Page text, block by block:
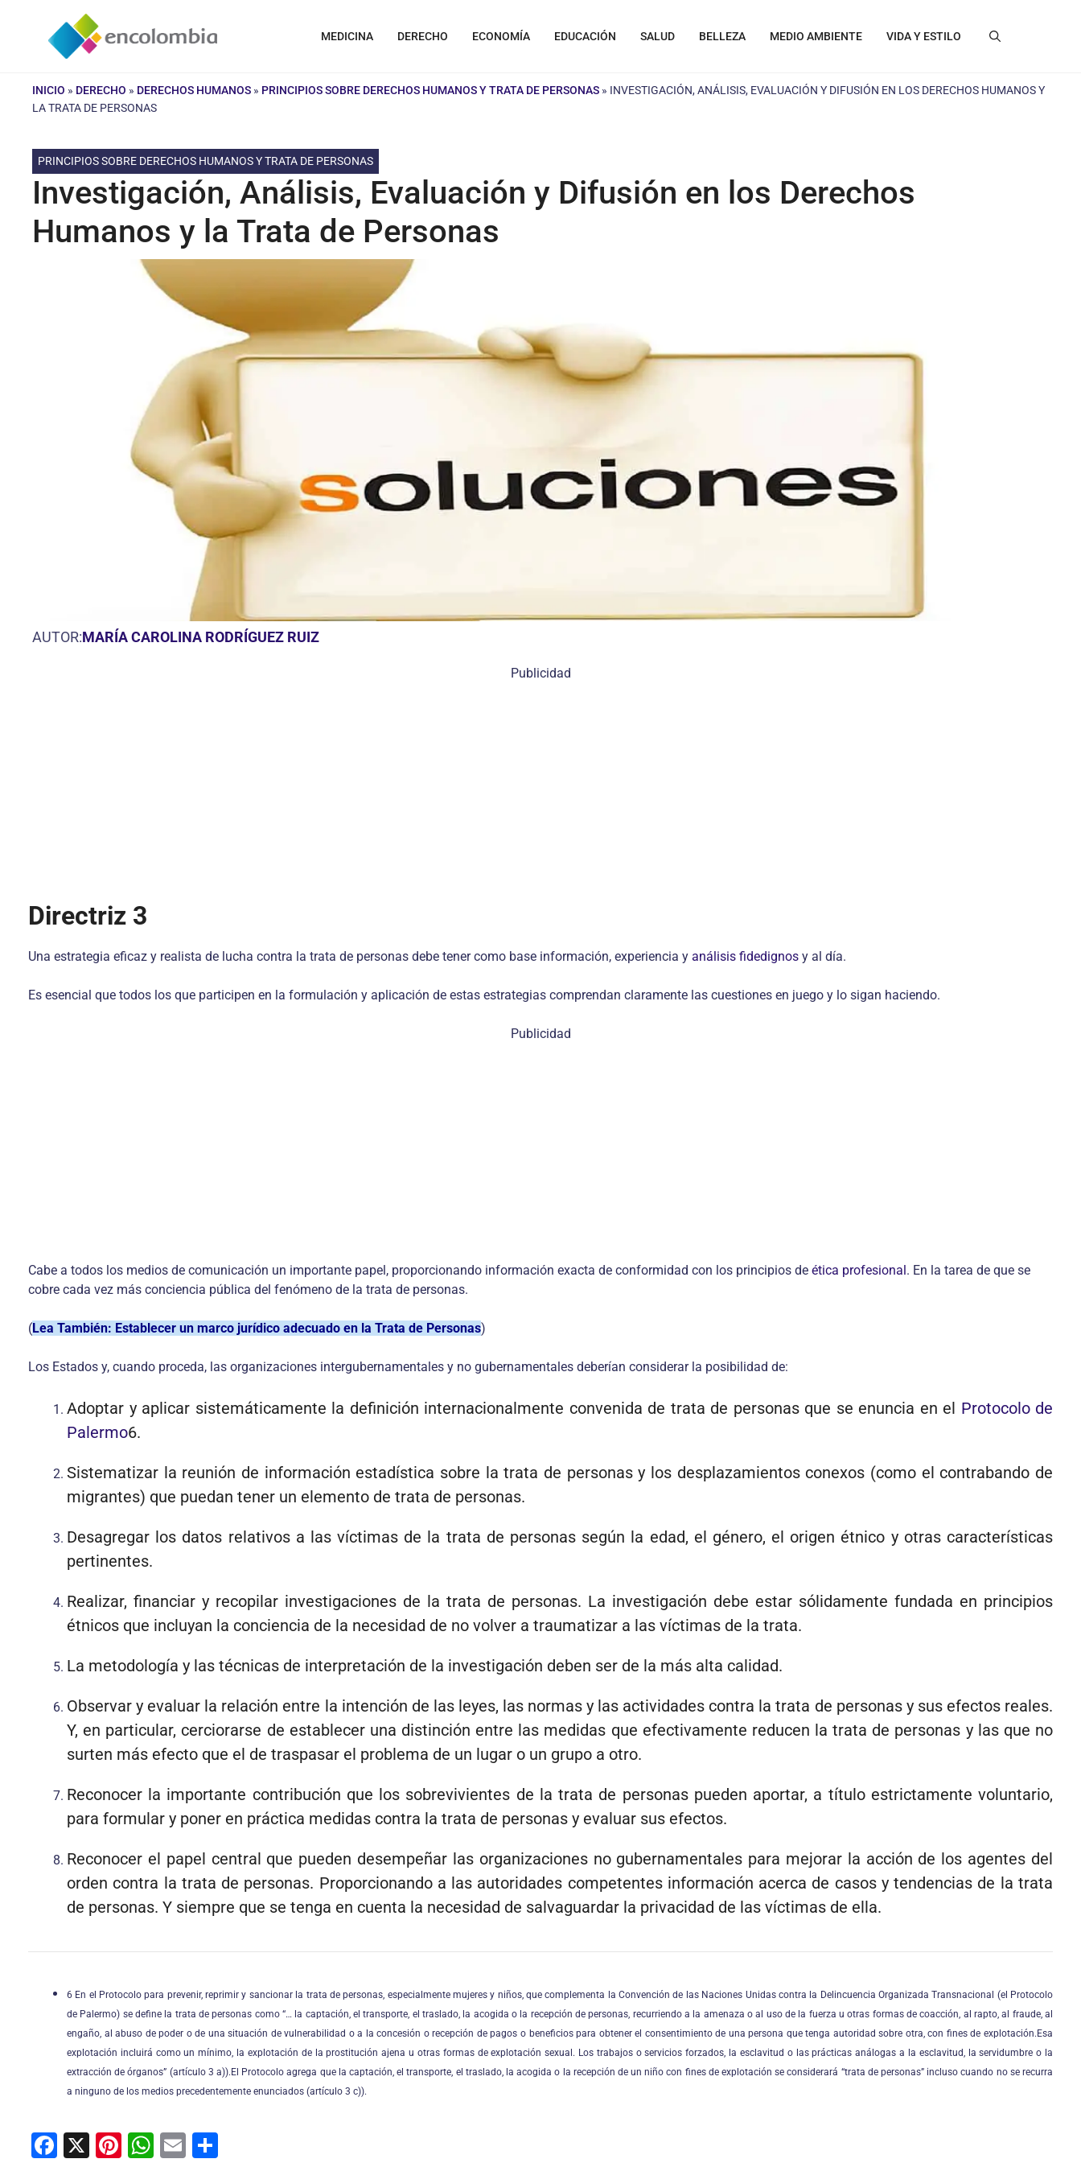
contenido
MEDICINA DERECHO ECONOMÍA EDUCACIÓN SALUD BELLEZA MEDIO AMBIENTE VIDA Y ESTILO
INICIO » DERECHO » DERECHOS HUMANOS » PRINCIPIOS SOBRE DERECHOS HUMANOS Y TRATA DE PERSONAS » INVESTIGACIÓN, ANÁLISIS, EVALUACIÓN Y DIFUSIÓN EN LOS DERECHOS HUMANOS Y
LA TRATA DE PERSONAS
PRINCIPIOS SOBRE DERECHOS HUMANOS Y TRATA DE PERSONAS
Investigación, Análisis, Evaluación y Difusión en los Derechos
Humanos y la Trata de Personas
AUTOR:MARÍA CAROLINA RODRÍGUEZ RUIZ
Publicidad
Directriz 3
Una estrategia eficaz y realista de lucha contra la trata de personas debe tener como base información, experiencia y análisis fidedignos y al día.
Es esencial que todos los que participen en la formulación y aplicación de estas estrategias comprendan claramente las cuestiones en juego y lo sigan haciendo.
Publicidad
Cabe a todos los medios de comunicación un importante papel, proporcionando información exacta de conformidad con los principios de ética profesional. En la tarea de que se
cobre cada vez más conciencia pública del fenómeno de la trata de personas.
(Lea También: Establecer un marco jurídico adecuado en la Trata de Personas)
Los Estados y, cuando proceda, las organizaciones intergubernamentales y no gubernamentales deberían considerar la posibilidad de:
Adoptar y aplicar sistemáticamente la definición internacionalmente convenida de trata de personas que se enuncia en el Protocolo de
Palermo6.
Sistematizar la reunión de información estadística sobre la trata de personas y los desplazamientos conexos (como el contrabando de
migrantes) que puedan tener un elemento de trata de personas.
Desagregar los datos relativos a las víctimas de la trata de personas según la edad, el género, el origen étnico y otras características
pertinentes.
Realizar, financiar y recopilar investigaciones de la trata de personas. La investigación debe estar sólidamente fundada en principios
étnicos que incluyan la conciencia de la necesidad de no volver a traumatizar a las víctimas de la trata.
La metodología y las técnicas de interpretación de la investigación deben ser de la más alta calidad.
Observar y evaluar la relación entre la intención de las leyes, las normas y las actividades contra la trata de personas y sus efectos reales.
Y, en particular, cerciorarse de establecer una distinción entre las medidas que efectivamente reducen la trata de personas y las que no
surten más efecto que el de traspasar el problema de un lugar o un grupo a otro.
Reconocer la importante contribución que los sobrevivientes de la trata de personas pueden aportar, a título estrictamente voluntario,
para formular y poner en práctica medidas contra la trata de personas y evaluar sus efectos.
Reconocer el papel central que pueden desempeñar las organizaciones no gubernamentales para mejorar la acción de los agentes del
orden contra la trata de personas. Proporcionando a las autoridades competentes información acerca de casos y tendencias de la trata
de personas. Y siempre que se tenga en cuenta la necesidad de salvaguardar la privacidad de las víctimas de ella.
6 En el Protocolo para prevenir, reprimir y sancionar la trata de personas, especialmente mujeres y niños, que complementa la Convención de las Naciones Unidas contra la Delincuencia Organizada Transnacional (el Protocolo
de Palermo) se define la trata de personas como “… la captación, el transporte, el traslado, la acogida o la recepción de personas, recurriendo a la amenaza o al uso de la fuerza u otras formas de coacción, al rapto, al fraude, al
engaño, al abuso de poder o de una situación de vulnerabilidad o a la concesión o recepción de pagos o beneficios para obtener el consentimiento de una persona que tenga autoridad sobre otra, con fines de explotación. Esa
explotación incluirá como un mínimo, la explotación de la prostitución ajena u otras formas de explotación sexual. Los trabajos o servicios forzados, la esclavitud o las prácticas análogas a la esclavitud, la servidumbre o la
extracción de órganos” (artículo 3 a)). El Protocolo agrega que la captación, el transporte, el traslado, la acogida o la recepción de un niño con fines de explotación se considerará “trata de personas” incluso cuando no se recurra
a ninguno de los medios precedentemente enunciados (artículo 3 c)).
F
X
Pi W E